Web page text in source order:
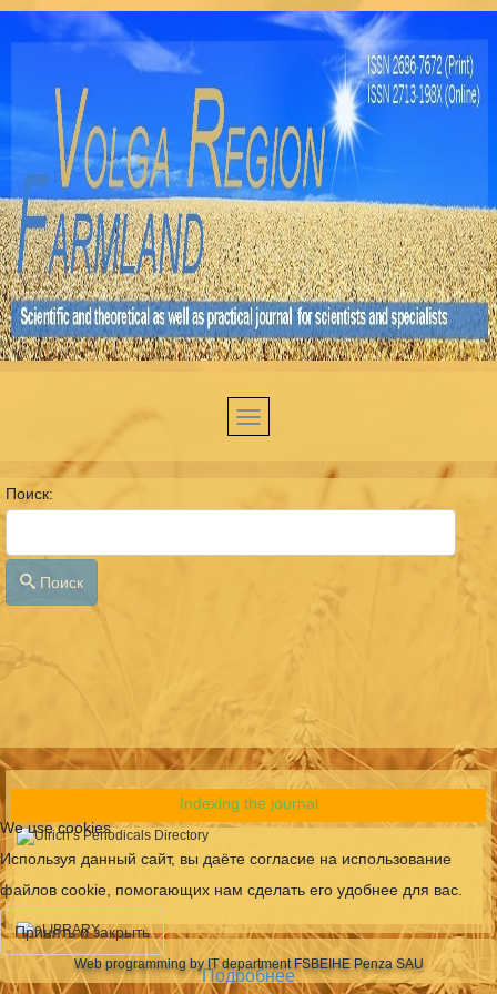
Поиск:
Поиск
Indexing the journal
Web programming by IT department FSBEIHE Penza SAU
We use cookies
Используя данный сайт, вы даёте согласие на использование
файлов cookie, помогающих нам сделать его удобнее для вас.
Принять и закрыть
Подробнее